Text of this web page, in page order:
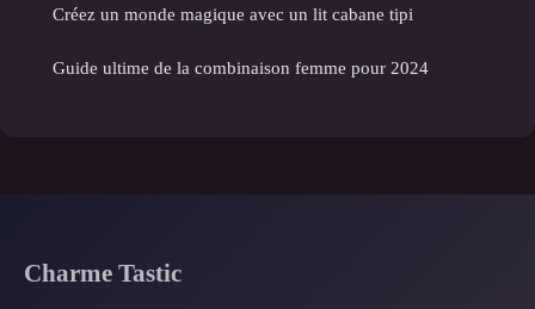
Créez un monde magique avec un lit cabane tipi
Guide ultime de la combinaison femme pour 2024
Charme Tastic